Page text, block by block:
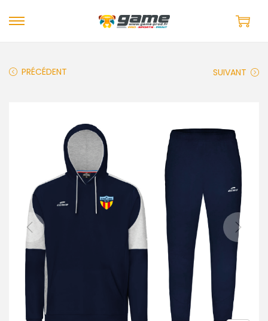
PRÉCÉDENT SUIVANT